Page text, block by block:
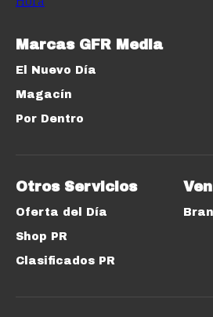
Marcas GFR Media
El Nuevo Día
Magacín
Por Dentro
Otros Servicios
Oferta del Día
Shop PR
Clasificados PR